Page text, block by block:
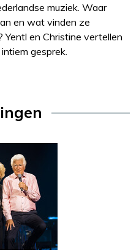
muziek. Waar
en wat vinden ze
Yentl en Christine vertellen
gesprek.